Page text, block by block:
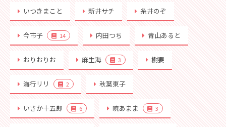
いつきまこと 新井サチ 糸井のぞ
今市子 14 内田つち 青山あると
おりおりお 麻生海 3 樹要
海行リリ 2 秋葉東子
いさか十五郎 6 暁あまま 3